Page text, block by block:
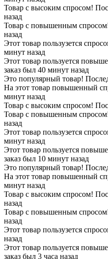
Товар с высоким спросом!
назад
Товар с повышенным
назад
Этот товар пользузется
минут назад
Этот товар пользуется
заказ был 40 минут назад
Это популярный товар!
На этот товар повышенный
минут назад
Товар с высоким спросом!
Товар с повышенным
назад
Этот товар пользузется
минут назад
Этот товар пользуется
заказ был 10 минут назад
Это популярный товар!
На этот товар повышенный
минут назад
Товар с высоким спросом!
назад
Товар с повышенным
назад
Этот товар пользузется
назад
Этот товар пользуется
заказ был 3 часа назад